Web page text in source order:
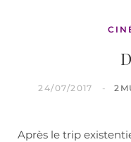
24/07/2017
Après le trip